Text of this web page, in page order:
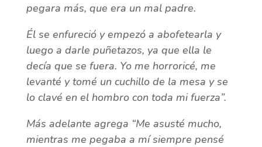
pegara más, que era un mal padre.
Él se enfureció y empezó a abofetearla y
luego a darle puñetazos, ya que ella le
decía que se fuera. Yo me horroricé, me
levanté y tomé un cuchillo de la mesa y se
lo clavé en el hombro con toda mi fuerza”.
Más adelante agrega “Me asusté mucho,
mientras me pegaba a mí siempre pensé